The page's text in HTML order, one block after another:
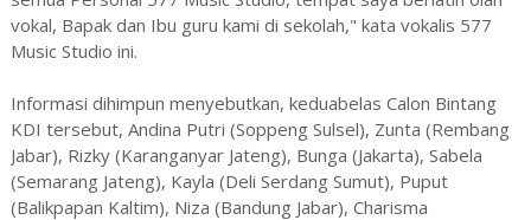
vokal, Bapak dan Ibu guru kami di sekolah," kata vokalis 577
Music Studio ini.
Informasi dihimpun menyebutkan, keduabelas Calon Bintang
KDI tersebut, Andina Putri (Soppeng Sulsel), Zunta (Rembang
Jabar), Rizky (Karanganyar Jateng), Bunga (Jakarta), Sabela
(Semarang Jateng), Kayla (Deli Serdang Sumut), Puput
(Balikpapan Kaltim), Niza (Bandung Jabar), Charisma